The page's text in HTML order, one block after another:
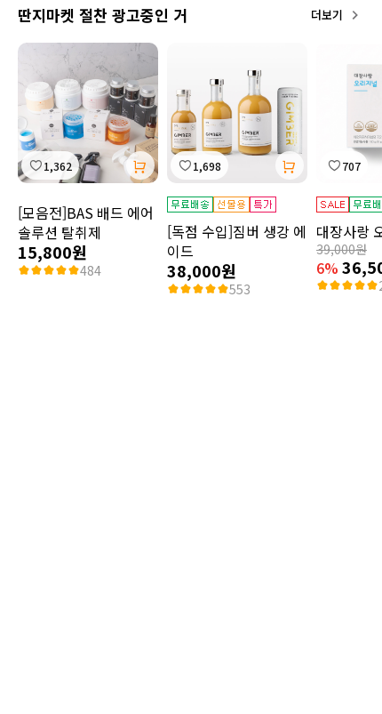
딴지마켓 절찬 광고중인 거 더보기
1,362
[모음전]BAS 배드 에어
솔루션 탈취제
15,800원
484
1,698
[독점 수입]짐버 생강 에
이드
38,000원
553
707
대장사랑
39,000원
6%